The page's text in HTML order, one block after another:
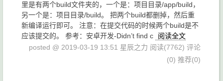
里是有两个build文件夹的，一个是：项目目录/app/build，
另一个是：项目目录/build。 把两个build都删掉，然后重
新编译运行即可。 注意：在提交代码的时候两个build是不
应该提交的。 参考：安卓开发-Didn’t find c
阅读全文
posted @ 2019-03-19 13:51 星辰之力 阅读(7762) 评论
(0) 推荐(0)